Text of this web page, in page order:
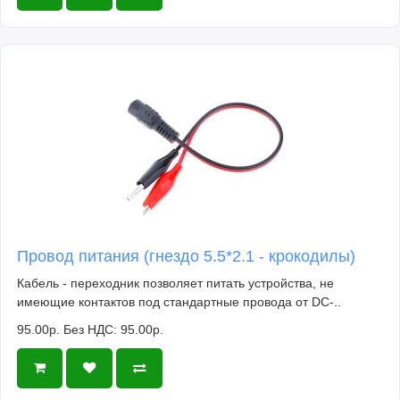
Провод питания (гнездо 5.5*2.1 - крокодилы)
Кабель - переходник позволяет питать устройства, не
имеющие контактов под стандартные провода от DC-..
95.00р. Без НДС: 95.00р.